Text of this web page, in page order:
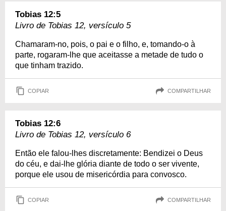
Tobias 12:5
Livro de Tobias 12, versículo 5
Chamaram-no, pois, o pai e o filho, e, tomando-o à
parte, rogaram-lhe que aceitasse a metade de tudo o
que tinham trazido.
COPIAR COMPARTILHAR
Tobias 12:6
Livro de Tobias 12, versículo 6
Então ele falou-lhes discretamente: Bendizei o Deus
do céu, e dai-lhe glória diante de todo o ser vivente,
porque ele usou de misericórdia para convosco.
COPIAR COMPARTILHAR